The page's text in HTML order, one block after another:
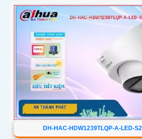
DH-HAC-HDW1239TLQP-A-LED-